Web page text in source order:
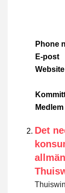
Phone
E-post
Det